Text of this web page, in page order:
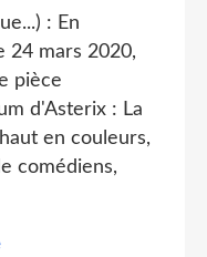
: En
24 mars 2020,
pièce
d'Asterix : La
en couleurs,
comédiens,